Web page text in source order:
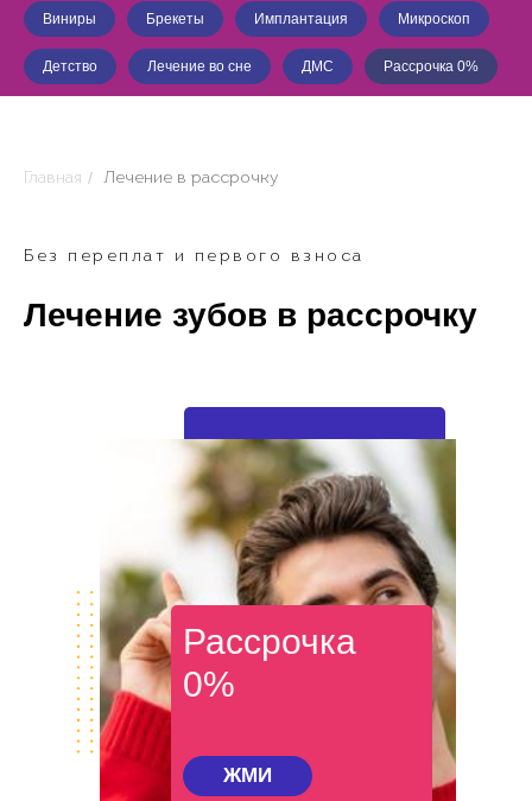
Виниры Брекеты Имплантация Микроскоп
Детство Лечение во сне ДМС Рассрочка 0%
Главная / Лечение в рассрочку
Без переплат и первого взноса
Лечение зубов в рассрочку
ЖМИ
Рассрочка
0%